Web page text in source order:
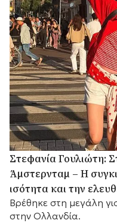
Στεφανία Γουλιώτη:
Άμστερνταμ – Η
ισότητα και την
Βρέθηκε στη μεγάλη
στην Ολλανδία.